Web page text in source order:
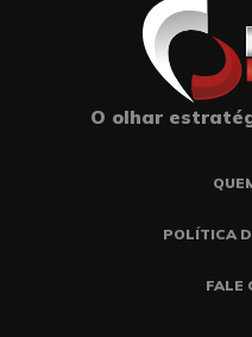
O olhar
POLÍTICA
FALE